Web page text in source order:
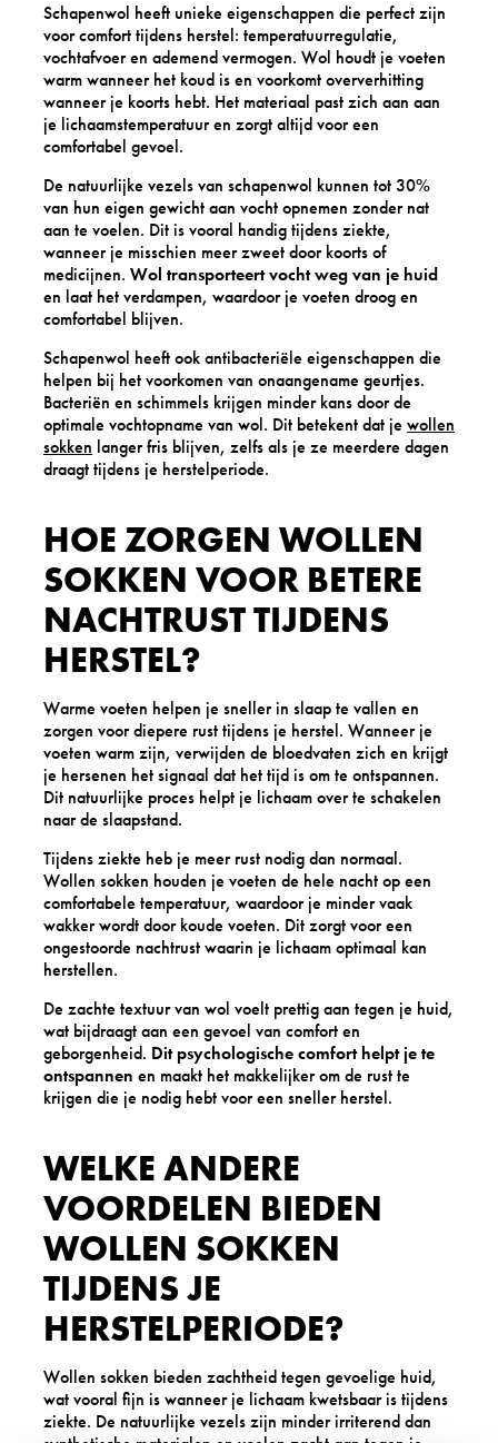
Schapenwol heeft unieke eigenschappen die perfect zijn
voor comfort tijdens herstel: temperatuurregulatie,
vochtafvoer en ademend vermogen. Wol houdt je voeten
warm wanneer het koud is en voorkomt oververhitting
wanneer je koorts hebt. Het materiaal past zich aan aan
je lichaamstemperatuur en zorgt altijd voor een
comfortabel gevoel.
De natuurlijke vezels van schapenwol kunnen tot 30%
van hun eigen gewicht aan vocht opnemen zonder nat
aan te voelen. Dit is vooral handig tijdens ziekte,
wanneer je misschien meer zweet door koorts of
medicijnen. Wol transporteert vocht weg van je huid
en laat het verdampen, waardoor je voeten droog en
comfortabel blijven.
Schapenwol heeft ook antibacteriële eigenschappen die
helpen bij het voorkomen van onaangename geurtjes.
Bacteriën en schimmels krijgen minder kans door de
optimale vochtopname van wol. Dit betekent dat je wollen
sokken langer fris blijven, zelfs als je ze meerdere dagen
draagt tijdens je herstelperiode.
HOE ZORGEN WOLLEN
SOKKEN VOOR BETERE
NACHTRUST TIJDENS
HERSTEL?
Warme voeten helpen je sneller in slaap te vallen en
zorgen voor diepere rust tijdens je herstel. Wanneer je
voeten warm zijn, verwijden de bloedvaten zich en krijgt
je hersenen het signaal dat het tijd is om te ontspannen.
Dit natuurlijke proces helpt je lichaam over te schakelen
naar de slaapstand.
Tijdens ziekte heb je meer rust nodig dan normaal.
Wollen sokken houden je voeten de hele nacht op een
comfortabele temperatuur, waardoor je minder vaak
wakker wordt door koude voeten. Dit zorgt voor een
ongestoorde nachtrust waarin je lichaam optimaal kan
herstellen.
De zachte textuur van wol voelt prettig aan tegen je huid,
wat bijdraagt aan een gevoel van comfort en
geborgenheid. Dit psychologische comfort helpt je te
ontspannen en maakt het makkelijker om de rust te
krijgen die je nodig hebt voor een sneller herstel.
WELKE ANDERE
VOORDELEN BIEDEN
WOLLEN SOKKEN
TIJDENS JE
HERSTELPERIODE?
Wollen sokken bieden zachtheid tegen gevoelige huid,
wat vooral fijn is wanneer je lichaam kwetsbaar is tijdens
ziekte. De natuurlijke vezels zijn minder irriterend dan